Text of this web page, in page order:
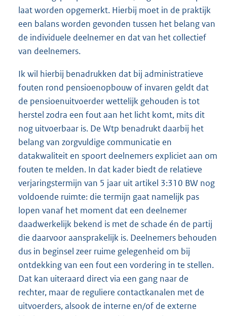
laat worden opgemerkt. Hierbij moet in de praktijk
een balans worden gevonden tussen het belang van
de individuele deelnemer en dat van het collectief
van deelnemers.
Ik wil hierbij benadrukken dat bij administratieve
fouten rond pensioenopbouw of invaren geldt dat
de pensioenuitvoerder wettelijk gehouden is tot
herstel zodra een fout aan het licht komt, mits dit
nog uitvoerbaar is. De Wtp benadrukt daarbij het
belang van zorgvuldige communicatie en
datakwaliteit en spoort deelnemers expliciet aan om
fouten te melden. In dat kader biedt de relatieve
verjaringstermijn van 5 jaar uit artikel 3:310 BW nog
voldoende ruimte: die termijn gaat namelijk pas
lopen vanaf het moment dat een deelnemer
daadwerkelijk bekend is met de schade én de partij
die daarvoor aansprakelijk is. Deelnemers behouden
dus in beginsel zeer ruime gelegenheid om bij
ontdekking van een fout een vordering in te stellen.
Dat kan uiteraard direct via een gang naar de
rechter, maar de reguliere contactkanalen met de
uitvoerders, alsook de interne en/of de externe